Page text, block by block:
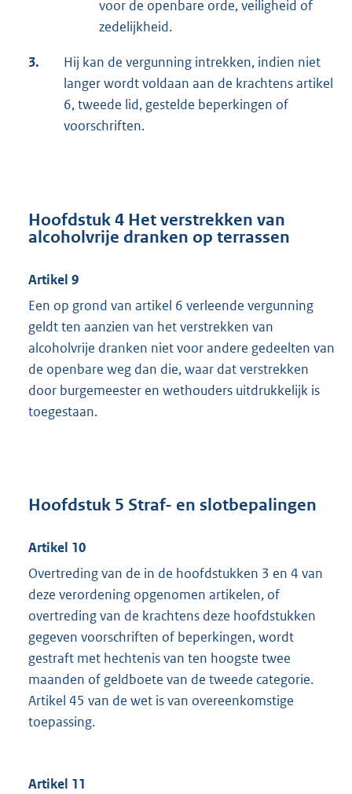
voor de openbare orde, veiligheid of
zedelijkheid.
3.
Hij kan de vergunning intrekken, indien niet
langer wordt voldaan aan de krachtens artikel
6, tweede lid, gestelde beperkingen of
voorschriften.
Hoofdstuk 4 Het verstrekken van
alcoholvrije dranken op terrassen
Artikel 9
Een op grond van artikel 6 verleende vergunning
geldt ten aanzien van het verstrekken van
alcoholvrije dranken niet voor andere gedeelten van
de openbare weg dan die, waar dat verstrekken
door burgemeester en wethouders uitdrukkelijk is
toegestaan.
Hoofdstuk 5 Straf- en slotbepalingen
Artikel 10
Overtreding van de in de hoofdstukken 3 en 4 van
deze verordening opgenomen artikelen, of
overtreding van de krachtens deze hoofdstukken
gegeven voorschriften of beperkingen, wordt
gestraft met hechtenis van ten hoogste twee
maanden of geldboete van de tweede categorie.
Artikel 45 van de wet is van overeenkomstige
toepassing.
Artikel 11